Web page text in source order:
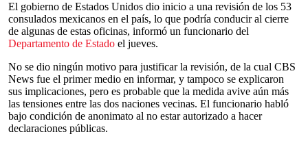
El gobierno de Estados Unidos dio inicio a una revisión de los 53
consulados mexicanos en el país, lo que podría conducir al cierre
de algunas de estas oficinas, informó un funcionario del
Departamento de Estado el jueves.
No se dio ningún motivo para justificar la revisión, de la cual CBS
News fue el primer medio en informar, y tampoco se explicaron
sus implicaciones, pero es probable que la medida avive aún más
las tensiones entre las dos naciones vecinas. El funcionario habló
bajo condición de anonimato al no estar autorizado a hacer
declaraciones públicas.